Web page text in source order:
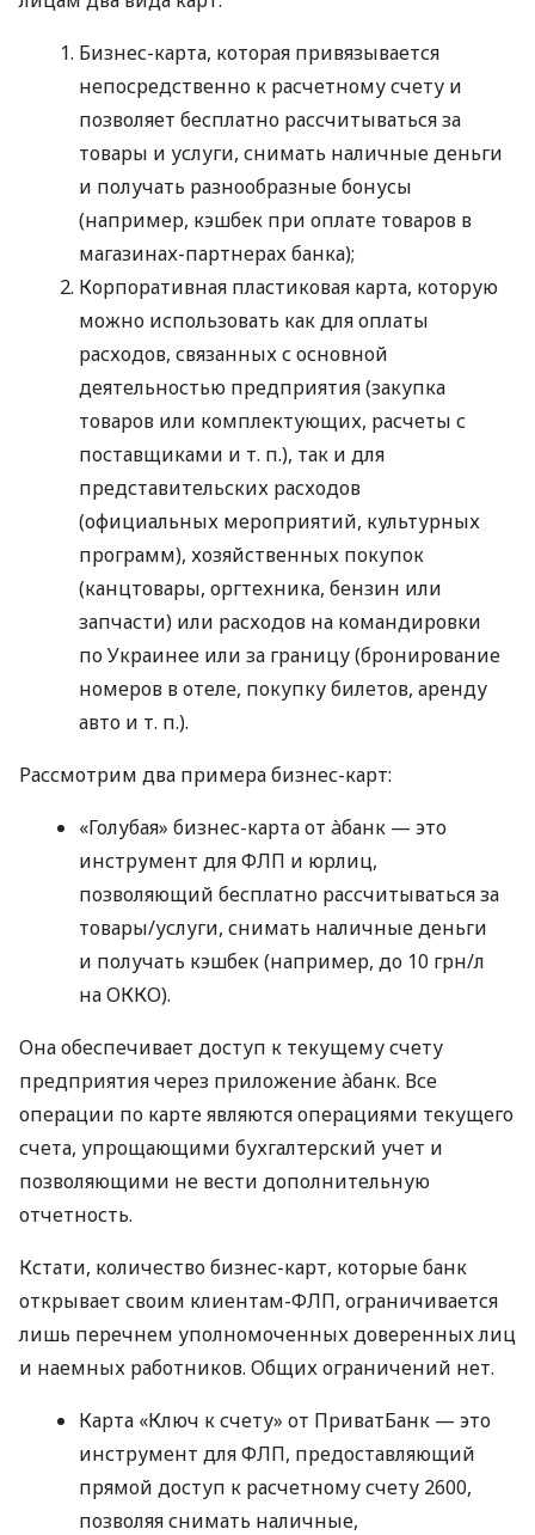
Бизнес-карта, которая привязывается
непосредственно к расчетному счету и
позволяет бесплатно рассчитываться за
товары и услуги, снимать наличные деньги
и получать разнообразные бонусы
(например, кэшбек при оплате товаров в
магазинах-партнерах банка);
Корпоративная пластиковая карта, которую
можно использовать как для оплаты
расходов, связанных с основной
деятельностью предприятия (закупка
товаров или комплектующих, расчеты с
поставщиками и т. п.), так и для
представительских расходов
(официальных мероприятий, культурных
программ), хозяйственных покупок
(канцтовары, оргтехника, бензин или
запчасти) или расходов на командировки
по Украинее или за границу (бронирование
номеров в отеле, покупку билетов, аренду
авто и т. п.).
Рассмотрим два примера бизнес-карт:
«Голубая» бизнес-карта от àбанк — это
инструмент для ФЛП и юрлиц,
позволяющий бесплатно рассчитываться за
товары/услуги, снимать наличные деньги
и получать кэшбек (например, до 10 грн/л
на ОККО).
Она обеспечивает доступ к текущему счету
предприятия через приложение àбанк. Все
операции по карте являются операциями текущего
счета, упрощающими бухгалтерский учет и
позволяющими не вести дополнительную
отчетность.
Кстати, количество бизнес-карт, которые банк
открывает своим клиентам-ФЛП, ограничивается
лишь перечнем уполномоченных доверенных лиц
и наемных работников. Общих ограничений нет.
Карта «Ключ к счету» от ПриватБанк — это
инструмент для ФЛП, предоставляющий
прямой доступ к расчетному счету 2600,
позволяя снимать наличные,